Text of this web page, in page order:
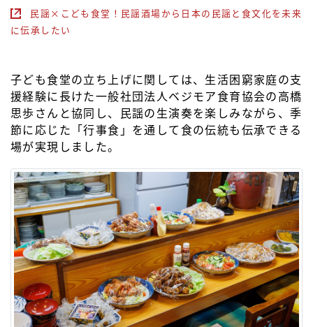
民謡×こども食堂！民謡酒場から日本の民謡と食文化を未来
に伝承したい
子ども食堂の立ち上げに関しては、生活困窮家庭の支
援経験に長けた一般社団法人ベジモア食育協会の高橋
思歩さんと協同し、民謡の生演奏を楽しみながら、季
節に応じた「行事食」を通して食の伝統も伝承できる
場が実現しました。